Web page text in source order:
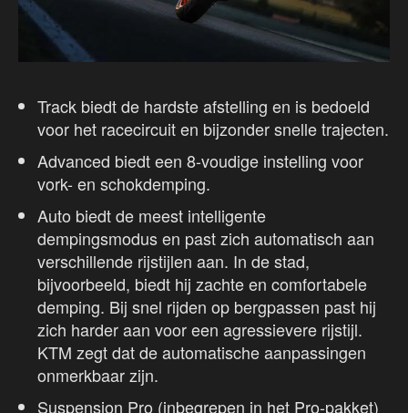
Track biedt de hardste afstelling en is bedoeld
voor het racecircuit en bijzonder snelle trajecten.
Advanced biedt een 8-voudige instelling voor
vork- en schokdemping.
Auto biedt de meest intelligente
dempingsmodus en past zich automatisch aan
verschillende rijstijlen aan. In de stad,
bijvoorbeeld, biedt hij zachte en comfortabele
demping. Bij snel rijden op bergpassen past hij
zich harder aan voor een agressievere rijstijl.
KTM zegt dat de automatische aanpassingen
onmerkbaar zijn.
Suspension Pro (inbegrepen in het Pro-pakket)